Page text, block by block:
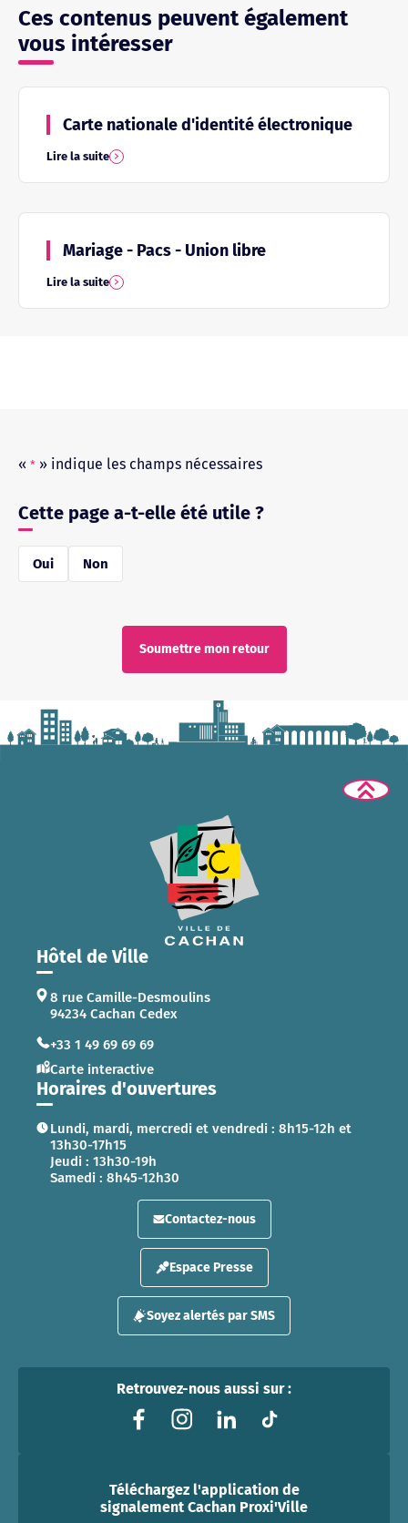
Ces contenus peuvent également
vous intéresser
Carte nationale d'identité électronique
Lire la suite
Mariage - Pacs - Union libre
Lire la suite
« * » indique les champs nécessaires
Cette page a-t-elle été utile ?
Oui Non
Soumettre mon retour
Hôtel de Ville
8 rue Camille-Desmoulins
94234 Cachan Cedex
+33 1 49 69 69 69
Carte interactive
Horaires d'ouvertures
Lundi, mardi, mercredi et vendredi : 8h15-12h et
13h30-17h15
Jeudi : 13h30-19h
Samedi : 8h45-12h30
Contactez-nous
Espace Presse
Soyez alertés par SMS
Retrouvez-nous aussi sur :
Téléchargez l'application de
signalement Cachan Proxi'Ville